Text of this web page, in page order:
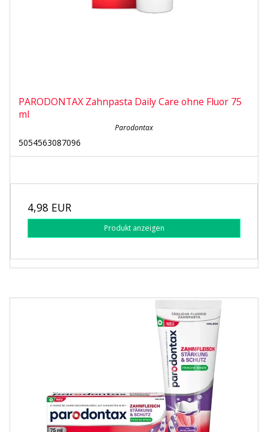
PARODONTAX Zahnpasta Daily Care ohne Fluor 75
ml
Parodontax
5054563087096
4,98 EUR
Produkt anzeigen